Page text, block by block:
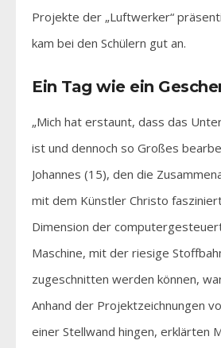
Projekte der „Luftwerker“
kam bei den Schülern gut an.
Ein Tag wie ein
„Mich hat erstaunt, dass das
ist und dennoch so Großes
Johannes (15), den die
mit dem Künstler Christo
Dimension der
Maschine, mit der riesige
zugeschnitten werden können,
Anhand der Projektzeichnungen
einer Stellwand hingen, erklärten